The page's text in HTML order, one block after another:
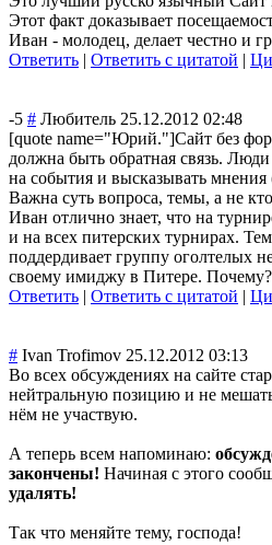
Этот факт доказывает
Иван - молодец, делает честно и
Ответить | Ответить с цитатой |
-5 # Любитель 25.12.2012 02:48
[quote name="Юрий."]Сайт без
должна быть обратная связь.
на события и высказывать
Важна суть вопроса, темы, а не
Иван отлично знает, что на
и на всех питерских турнирах.
поддердивает группу оголтелых
своему имиджу в Питере. Почему?
Ответить | Ответить с цитатой |
# Ivan Trofimov 25.12.2012 03:13
Во всех обсуждениях на сайте
нейтральную позицию и не
нём не участвую.
А теперь всем напоминаю:
закончены! Начиная с этого
удалять!
Так что меняйте тему, господа!